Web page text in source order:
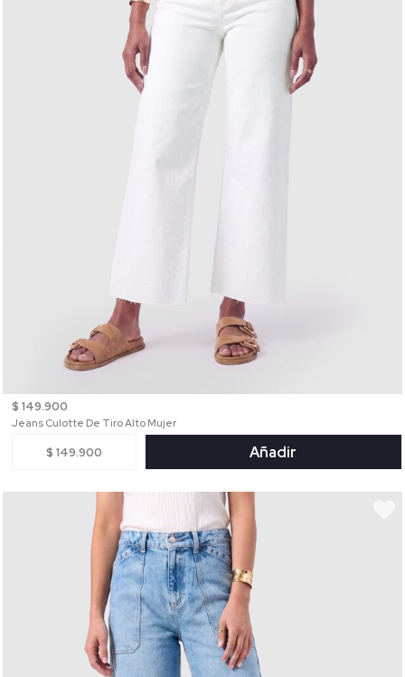
$ 149.900
Jeans Culotte De Tiro Alto Mujer
$ 149.900 Añadir